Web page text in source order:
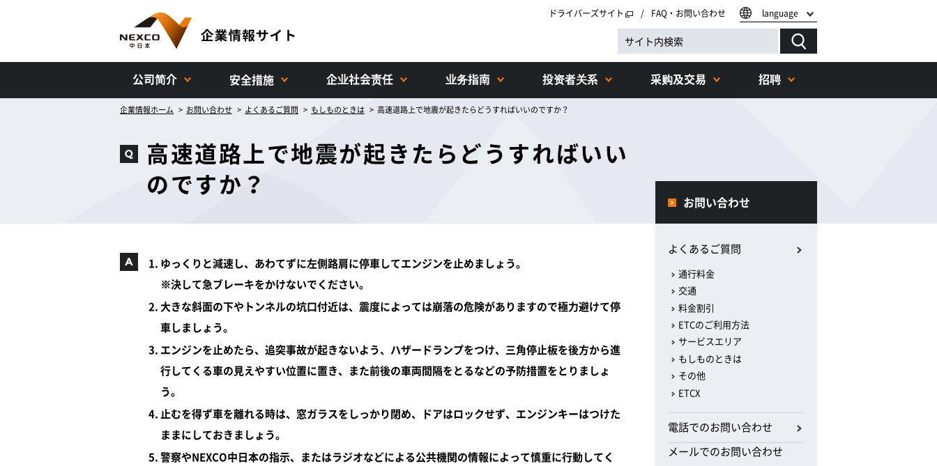
ドライバーズサイト FAQ・お問い合わせ language
公司简介 安全措施 企业社会责任 业务指南 投资者关系 采购及交易 招聘
企業情報ホーム お問い合わせ よくあるご質問 もしものときは 高速道路上で地震が起きたらどうすればいいのですか？
高速道路上で地震が起きたらどうすればいい
のですか？
ゆっくりと減速し、あわてずに左側路肩に停車してエンジンを止めましょう。
※決して急ブレーキをかけないでください。
大きな斜面の下やトンネルの坑口付近は、震度によっては崩落の危険がありますので極力避けて停
車しましょう。
エンジンを止めたら、追突事故が起きないよう、ハザードランプをつけ、三角停止板を後方から進
行してくる車の見えやすい位置に置き、また前後の車両間隔をとるなどの予防措置をとりましょ
う。
止むを得ず車を離れる時は、窓ガラスをしっかり閉め、ドアはロックせず、エンジンキーはつけた
ままにしておきましょう。
警察やNEXCO中日本の指示、またはラジオなどによる公共機関の情報によって慎重に行動してく
お問い合わせ
よくあるご質問
通行料金
交通
料金割引
ETCのご利用方法
サービスエリア
もしものときは
その他
ETCX
電話でのお問い合わせ
メールでのお問い合わせ